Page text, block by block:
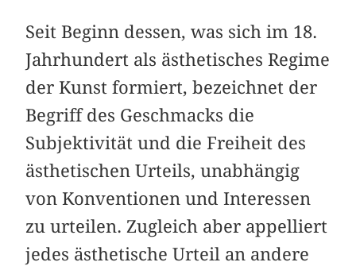
Seit Beginn dessen, was sich im 18.
Jahrhundert als ästhetisches Regime
der Kunst formiert, bezeichnet der
Begriff des Geschmacks die
Subjektivität und die Freiheit des
ästhetischen Urteils, unabhängig
von Konventionen und Interessen
zu urteilen. Zugleich aber appelliert
jedes ästhetische Urteil an andere